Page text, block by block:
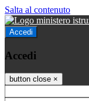
Salta al contenuto
Accedi
Accedi
button close ×